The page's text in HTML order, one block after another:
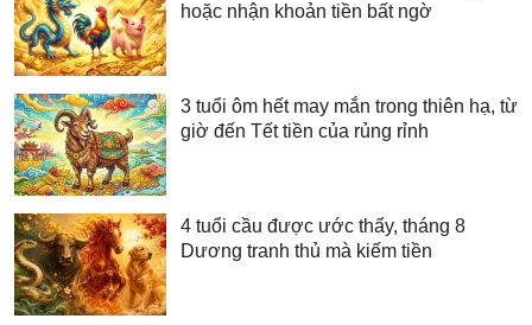
hoặc nhận khoản tiền bất ngờ
3 tuổi ôm hết may mắn trong thiên hạ, từ
giờ đến Tết tiền của rủng rỉnh
4 tuổi cầu được ước thấy, tháng 8
Dương tranh thủ mà kiếm tiền